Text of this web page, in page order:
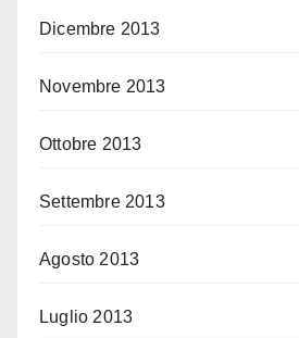
Dicembre 2013
Novembre 2013
Ottobre 2013
Settembre 2013
Agosto 2013
Luglio 2013